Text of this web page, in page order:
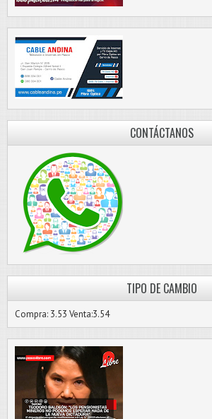
CONTÁCTANOS
TIPO DE CAMBIO
Compra: 3.53 Venta:3.54